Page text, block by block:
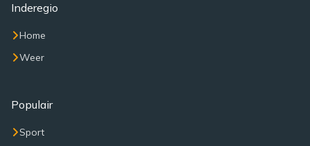
Inderegio
Home
Weer
Populair
Sport